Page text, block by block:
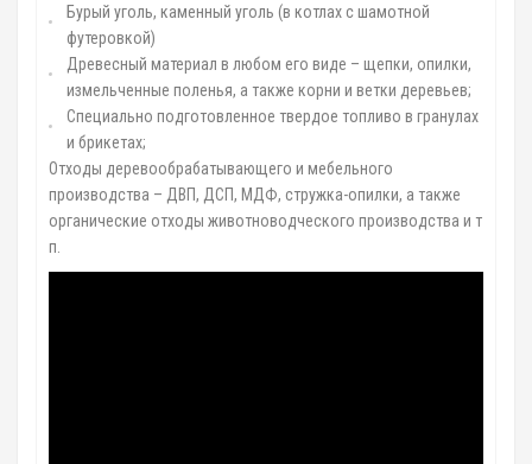
Бурый уголь, каменный уголь (в котлах с шамотной
футеровкой)
Древесный материал в любом его виде – щепки, опилки,
измельченные поленья, а также корни и ветки деревьев;
Специально подготовленное твердое топливо в гранулах
и брикетах;
Отходы деревообрабатывающего и мебельного
производства – ДВП, ДСП, МДФ, стружка-опилки, а также
органические отходы животноводческого производства и т
п.